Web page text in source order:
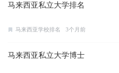
马来西亚私立大学排名
马来西亚学校排名 3个月前
马来西亚私立大学博士